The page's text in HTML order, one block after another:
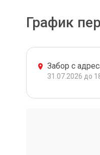
График
Забор с
31.07.2026 до